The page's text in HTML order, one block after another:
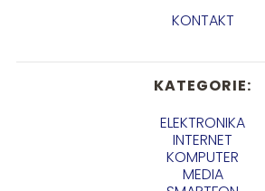
KONTAKT
KATEGORIE:
ELEKTRONIKA
INTERNET
KOMPUTER
MEDIA